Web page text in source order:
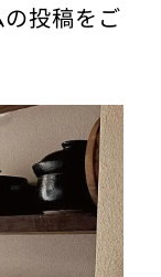
投稿をご